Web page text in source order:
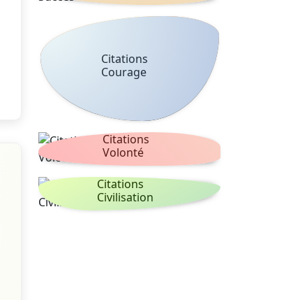
Citations
Courage
Citations
Volonté
Citations
Civilisation